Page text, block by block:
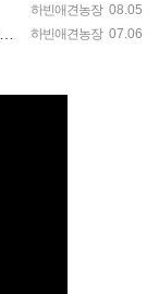
하빈애견농장 08.05
하빈애견농장 07.06